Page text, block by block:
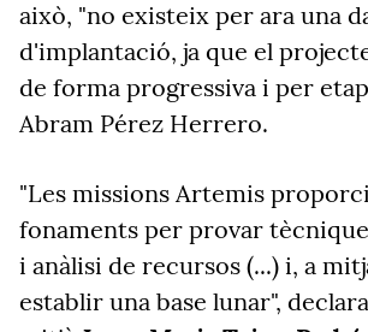
això, "no existeix per ara una
d'implantació, ja que el
de forma progressiva i per
Abram Pérez Herrero.
"Les missions Artemis
fonaments per provar
i anàlisi de recursos (...) i, a
establir una base lunar",